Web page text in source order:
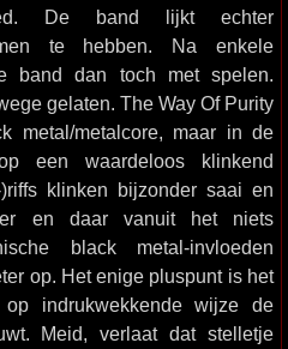
De band lijkt echter
te hebben. Na enkele
band dan toch met spelen.
gelaten. The Way Of Purity
metal/metalcore, maar in de
een waardeloos klinkend
klinken bijzonder saai en
en daar vanuit het niets
black metal-invloeden
op. Het enige pluspunt is het
indrukwekkende wijze de
Meid, verlaat dat stelletje